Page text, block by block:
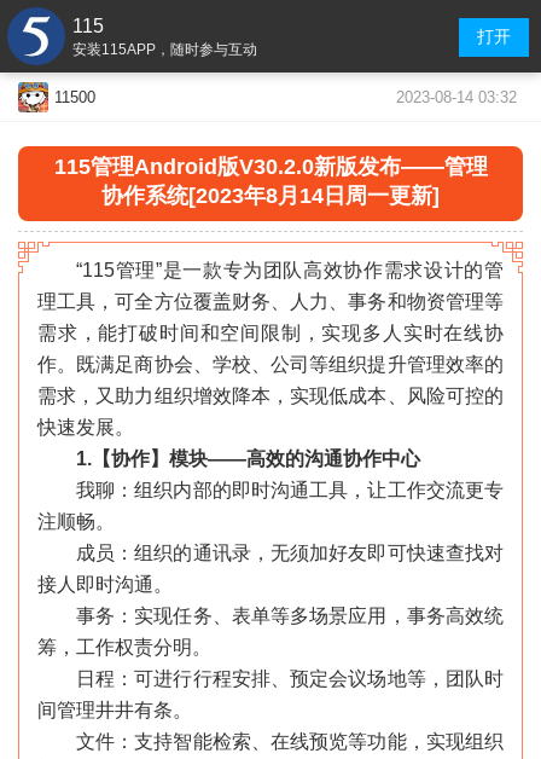
115
安装115APP，随时参与互动
打开
11500 2023-08-14 03:32
115管理Android版V30.2.0新版发布——管理
协作系统[2023年8月14日周一更新]
“115管理”是一款专为团队高效协作需求设计的管
理工具，可全方位覆盖财务、人力、事务和物资管理等
需求，能打破时间和空间限制，实现多人实时在线协
作。既满足商协会、学校、公司等组织提升管理效率的
需求，又助力组织增效降本，实现低成本、风险可控的
快速发展。
1.【协作】模块——高效的沟通协作中心
我聊：组织内部的即时沟通工具，让工作交流更专
注顺畅。
成员：组织的通讯录，无须加好友即可快速查找对
接人即时沟通。
事务：实现任务、表单等多场景应用，事务高效统
筹，工作权责分明。
日程：可进行行程安排、预定会议场地等，团队时
间管理井井有条。
文件：支持智能检索、在线预览等功能，实现组织